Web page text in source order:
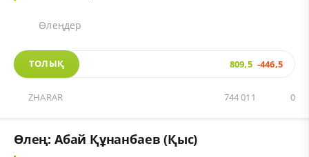
Өлеңдер
ТОЛЫҚ 809,5 -446,5
ZHARAR 0
744 011
Өлең: Абай Құнанбаев (Қыс)